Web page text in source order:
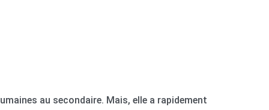
au secondaire. Mais, elle a rapidement